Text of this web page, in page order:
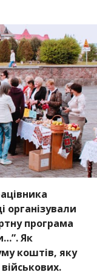
організували
програма
Як
коштів, яку